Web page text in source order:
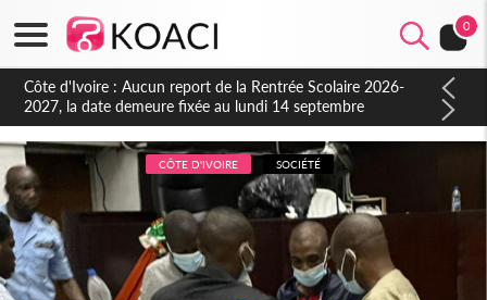
0
Côte d'Ivoire : Indépendance à Blahou, le sous-préfet : « La
fête nous invite à mesurer le chemin parcouru et à renouveler
notre engagement collectif en faveur du développement »
CÔTE D'IVOIRE SOCIÉTÉ